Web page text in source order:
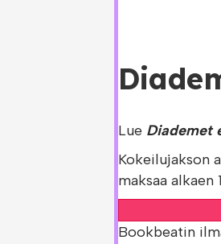
Lue Diademet
Kokeilujakson
maksaa
Bookbeatin